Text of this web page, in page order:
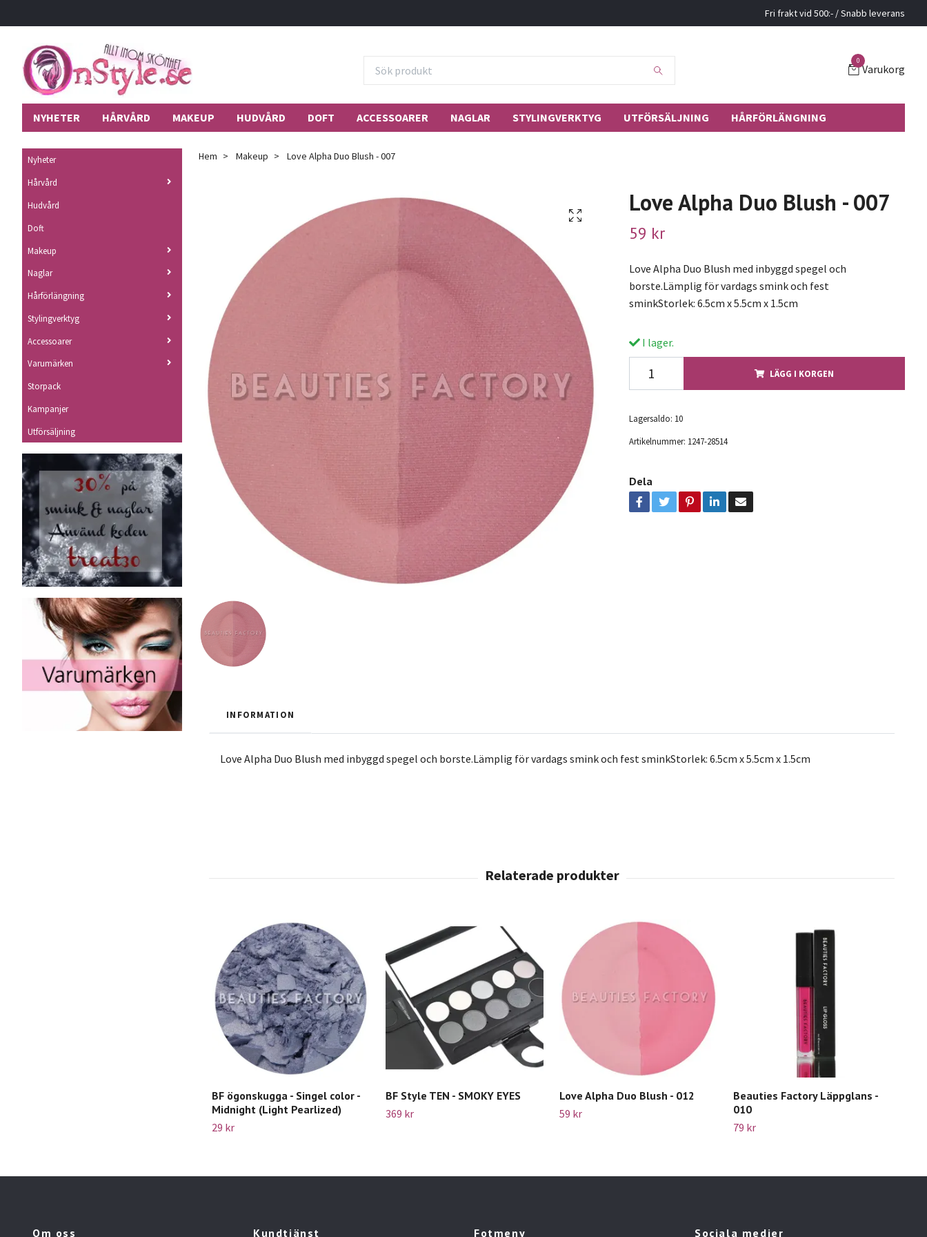
Fri frakt vid 500:- / Snabb leverans
0
Varukorg
NYHETER HÅRVÅRD MAKEUP HUDVÅRD DOFT ACCESSOARER NAGLAR STYLINGVERKTYG UTFÖRSÄLJNING HÅRFÖRLÄNGNING
Nyheter
Hårvård
Hudvård
Doft
Makeup
Naglar
Hårförlängning
Stylingverktyg
Accessoarer
Varumärken
Storpack
Kampanjer
Utförsäljning
Hem Makeup Love Alpha Duo Blush - 007
Love Alpha Duo Blush - 007
59 kr
Love Alpha Duo Blush med inbyggd spegel och
borste.Lämplig för vardags smink och fest
sminkStorlek: 6.5cm x 5.5cm x 1.5cm
I lager.
LÄGG I KORGEN
Lagersaldo: 10
Artikelnummer: 1247-28514
Dela
INFORMATION
Love Alpha Duo Blush med inbyggd spegel och borste.Lämplig för vardags smink och fest sminkStorlek: 6.5cm x 5.5cm x 1.5cm
BF ögonskugga - Singel color -
Midnight (Light Pearlized)
29 kr
BF Style TEN - SMOKY EYES
369 kr
Love Alpha Duo Blush - 012
59 kr
Beauties Factory Läppglans -
010
79 kr
Om oss Kundtjänst Fotmeny Sociala medier